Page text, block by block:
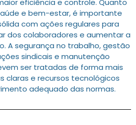
eficiência e controle. Quanto
e bem-estar, é importante
com ações regulares para
dos colaboradores e aumentar a
A segurança no trabalho, gestão
sindicais e manutenção
ser tratadas de forma mais
claras e recursos tecnológicos
adequado das normas.